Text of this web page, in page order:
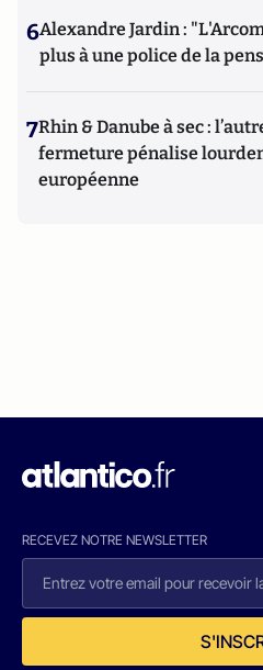
6Alexandre Jardin :
plus à une police de la
7Rhin & Danube à sec :
fermeture pénalise
européenne
RECEVEZ NOTRE NEWSLETTER